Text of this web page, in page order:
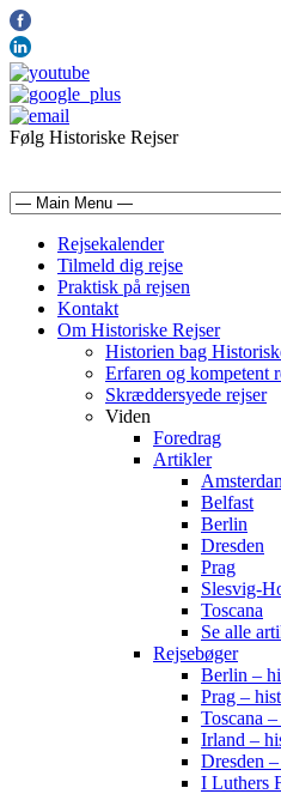
Følg Historiske Rejser
Rejsekalender
Tilmeld dig rejse
Praktisk på rejsen
Kontakt
Om Historiske Rejser
Historien bag
Erfaren og kompetent
Skræddersyede rejser
Viden
Foredrag
Artikler
Belfast
Berlin
Dresden
Prag
Slesvig-
Toscana
Se alle
Rejsebøger
Berlin –
Prag –
Toscana
Irland –
Dresden
I Luthers